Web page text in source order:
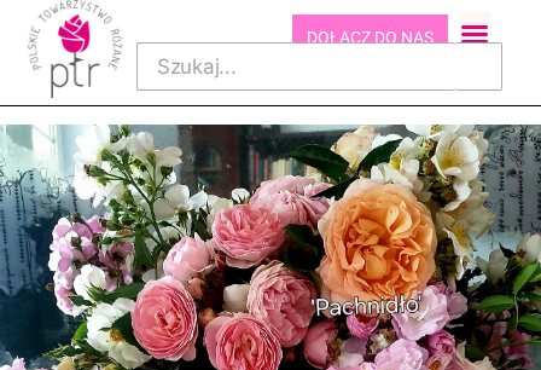
DOŁĄCZ DO NAS